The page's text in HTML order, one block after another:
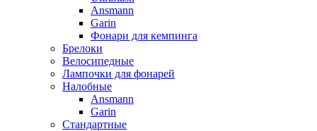
Ansmann
Garin
Фонари для кемпинга
Брелоки
Велосипедные
Лампочки для фонарей
Налобные
Ansmann
Garin
Стандартные